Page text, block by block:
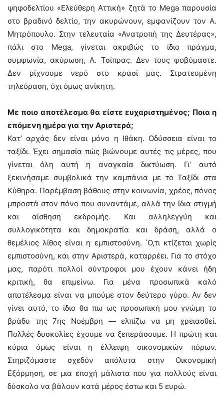
ψηφοδελτίου «Ελεύθερη Αττική» ζητά το Mega παρουσία
στο βραδινό δελτίο, την ακυρώνουν, εμφανίζουν τον Α.
Μητρόπουλο. Στην τελευταία «Ανατροπή της Δευτέρας»,
πάλι στο Mega, γίνεται ακριβώς το ίδιο πράγμα,
συμφωνία, ακύρωση, Α. Τσίπρας. Δεν τους φοβόμαστε.
Δεν ρίχνουμε νερό στο κρασί μας. Στρατευμένη
τηλεόραση, όχι όμως ανίκητη.
Με ποιο αποτέλεσμα θα είστε ευχαριστημένος; Ποια η
επόμενη ημέρα για την Αριστερά;
Κατ’ αρχάς δεν είναι μόνο η Ιθάκη. Οδύσσεια είναι το
ταξίδι. Έχει σημασία πώς βιώνουμε αυτές τις μέρες, που
γίνεται όλη αυτή η αναγκαία δικτύωση. Γι’ αυτό
ξεκινήσαμε συμβολικά την καμπάνια με το Ταξίδι στα
Κύθηρα. Παρέμβαση βάθους στην κοινωνία, χρέος, πόνος
μπροστά στον πόνο που συναντάμε, αλλά την ίδια στιγμή
και αίσθηση εκδρομής. Και αλληλεγγύη και
συλλογικότητα και δημοκρατία και δράση, αλλά ο
θεμέλιος λίθος είναι η εμπιστοσύνη. ΄Ο,τι κτίζεται χωρίς
εμπιστοσύνη, και στην Αριστερά, καταρρέει. Για το στόχο
μας, παρότι πολλοί σύντροφοι μου έχουν κάνει ήδη
κριτική, θα επιμείνω. Για μένα προσωπικά καλό
αποτέλεσμα είναι να μπούμε στον δεύτερο γύρο. Αν δεν
γίνει αυτό, το ίδιο θα πω ως προσωπική μου γνώμη το
βράδυ της 7ης Νοέμβρη — ελπίζω να μη χρειασθεί.
Πολλές δυσκολίες έχουμε να ξεπεράσουμε. Η πρώτη και
κύρια όμως είναι η έλλειψη οικονομικών πόρων.
Στηριζόμαστε σχεδόν απόλυτα στην Οικονομική
Εξόρμηση, σε μια εποχή μάλιστα που για πολλούς είναι
δύσκολο να βάλουν κατά μέρος έστω και 5 ευρώ.